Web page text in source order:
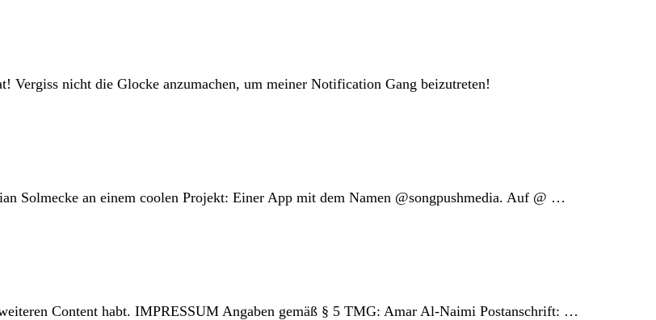
nicht die Glocke anzumachen, um meiner Notification Gang beizutreten!
Solmecke an einem coolen Projekt: Einer App mit dem Namen @songpushmedia. Auf @ …
Content habt. IMPRESSUM Angaben gemäß § 5 TMG: Amar Al-Naimi Postanschrift: …